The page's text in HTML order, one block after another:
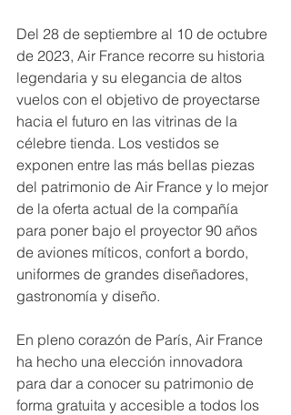
Del 28 de septiembre al 10 de octubre
de 2023, Air France recorre su historia
legendaria y su elegancia de altos
vuelos con el objetivo de proyectarse
hacia el futuro en las vitrinas de la
célebre tienda. Los vestidos se
exponen entre las más bellas piezas
del patrimonio de Air France y lo mejor
de la oferta actual de la compañía
para poner bajo el proyector 90 años
de aviones míticos, confort a bordo,
uniformes de grandes diseñadores,
gastronomía y diseño.
En pleno corazón de París, Air France
ha hecho una elección innovadora
para dar a conocer su patrimonio de
forma gratuita y accesible a todos los